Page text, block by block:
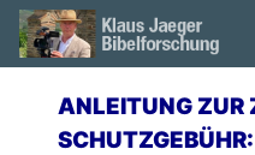
ANLEITUNG ZUR
SCHUTZGEBÜHR: